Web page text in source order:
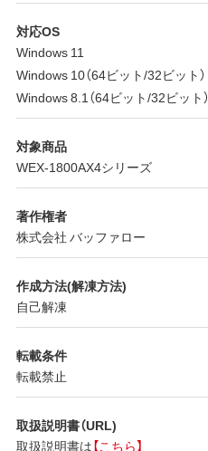
対応OS
Windows 11
Windows 10（64ビット/32ビット）
Windows 8.1（64ビット/32ビット）
対象商品
WEX-1800AX4シリーズ
著作権者
株式会社 バッファロー
作成方法(解凍方法)
自己解凍
転載条件
転載禁止
取扱説明書（URL)
取扱説明書は【こちら】